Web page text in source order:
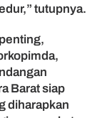
tutupnya.
Barat siap
diharapkan